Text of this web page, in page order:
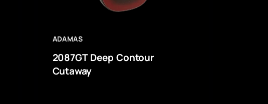
ADAMAS
2087GT Deep Contour
Cutaway